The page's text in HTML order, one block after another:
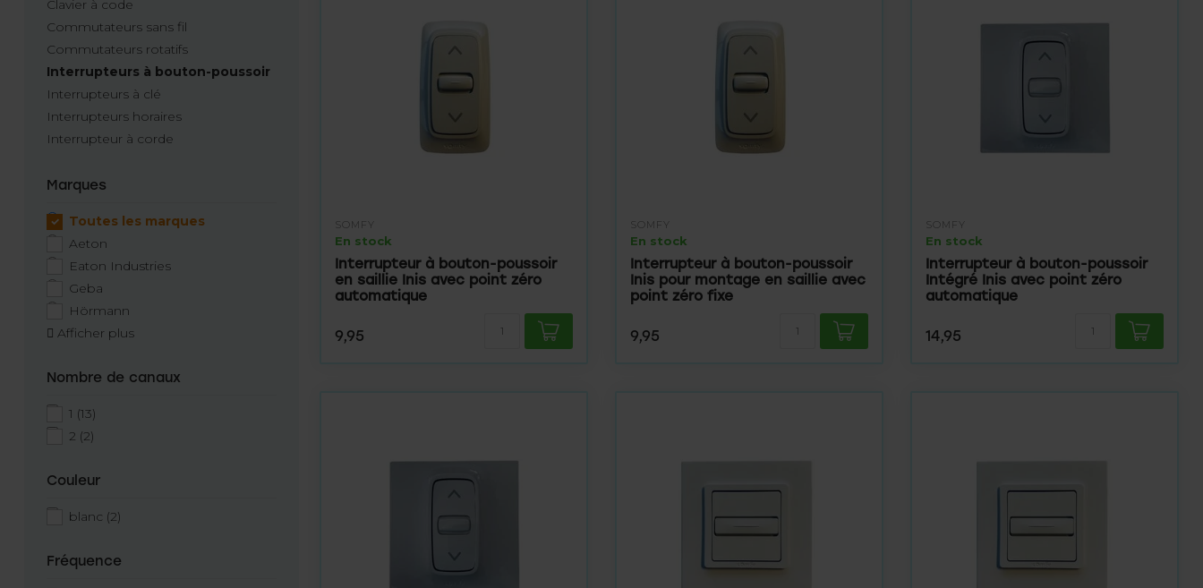
Clavier à code
Commutateurs sans fil
Commutateurs rotatifs
Interrupteurs à bouton-poussoir
Interrupteurs à clé
Interrupteurs horaires
Interrupteur à corde
Marques
Toutes les marques
Aeton
Eaton Industries
Geba
Hörmann
Afficher plus
Nombre de canaux
1 (13)
2 (2)
Couleur
blanc (2)
Fréquence
SOMFY
En stock
Interrupteur à bouton-poussoir
en saillie Inis avec point zéro
automatique
9,95
SOMFY
En stock
Interrupteur à bouton-poussoir
Inis pour montage en saillie avec
point zéro fixe
9,95
SOMFY
En stock
Interrupteur à bouton-poussoir
Intégré Inis avec point zéro
automatique
14,95